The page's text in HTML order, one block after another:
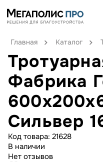
Главная Каталог
Фабрика
Сильвер
Код товара: 21628
В наличии
Нет отзывов